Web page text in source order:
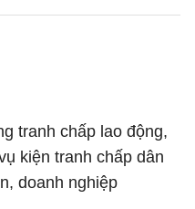
tranh chấp lao động,
kiện tranh chấp dân
doanh nghiệp